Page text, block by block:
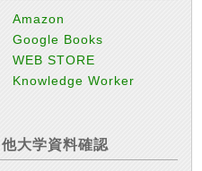
Amazon
Google Books
WEB STORE
Knowledge Worker
他大学資料確認